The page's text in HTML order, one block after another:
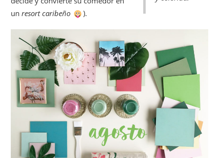
unresort caribeño ).